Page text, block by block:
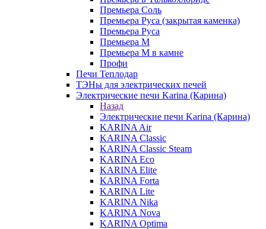
Премьера Cоль
Премьера Руса (закрытая каменка)
Премьера Руса
Премьера М
Премьера М в камне
Профи
Печи Теплодар
ТЭНы для электрических печей
Электрические печи Karina (Карина)
Назад
Электрические печи Karina (Карина)
KARINA Air
KARINA Classic
KARINA Classic Steam
KARINA Eco
KARINA Elite
KARINA Forta
KARINA Lite
KARINA Nika
KARINA Nova
KARINA Optima